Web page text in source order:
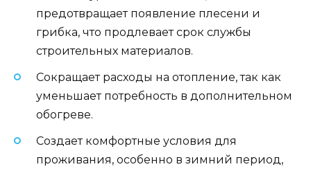
предотвращает появление плесени и
грибка, что продлевает срок службы
строительных материалов.
Сокращает расходы на отопление, так как
уменьшает потребность в дополнительном
обогреве.
Создает комфортные условия для
проживания, особенно в зимний период,